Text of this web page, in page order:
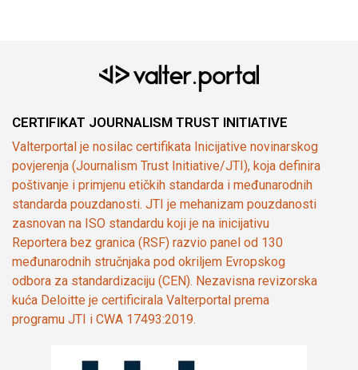
CERTIFIKAT JOURNALISM TRUST INITIATIVE
Valterportal je nosilac certifikata Inicijative novinarskog
povjerenja (Journalism Trust Initiative/JTI), koja definira
poštivanje i primjenu etičkih standarda i međunarodnih
standarda pouzdanosti. JTI je mehanizam pouzdanosti
zasnovan na ISO standardu koji je na inicijativu
Reportera bez granica (RSF) razvio panel od 130
međunarodnih stručnjaka pod okriljem Evropskog
odbora za standardizaciju (CEN). Nezavisna revizorska
kuća Deloitte je certificirala Valterportal prema
programu JTI i CWA 17493:2019.